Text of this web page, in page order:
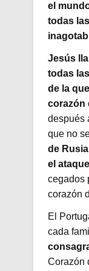
el
todas
Jesús
todas
de la
corazón
después
que no
de
el
cegados
corazón
El
cada
Corazón